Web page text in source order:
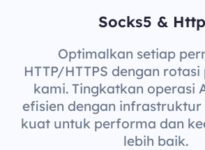
Socks5 &
Optimalkan setiap
HTTP/HTTPS dengan
kami. Tingkatkan operasi
efisien dengan infrastruktur
kuat untuk performa dan
lebih baik.